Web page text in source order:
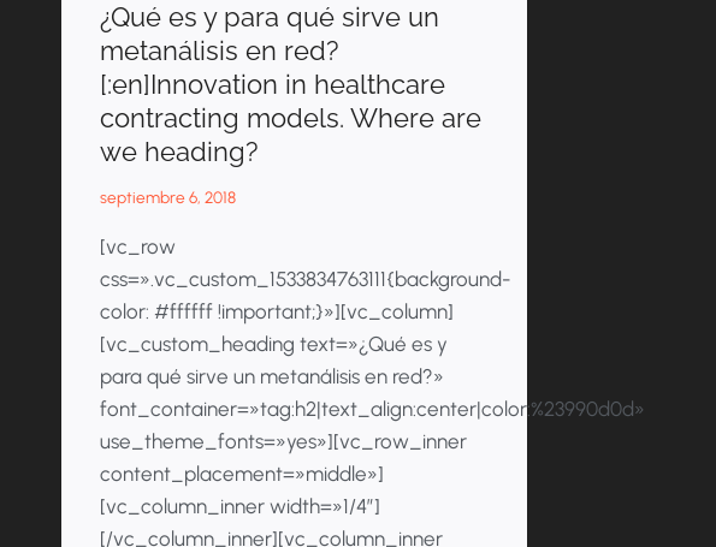
¿Qué es y para qué sirve un
metanálisis en red?
[:en]Innovation in healthcare
contracting models. Where are
we heading?
septiembre 6, 2018
[vc_row
css=».vc_custom_1533834763111{background-
color: #ffffff !important;}»][vc_column]
[vc_custom_heading text=»¿Qué es y
para qué sirve un metanálisis en red?»
font_container=»tag:h2|text_align:center|color:%23990d0d»
use_theme_fonts=»yes»][vc_row_inner
content_placement=»middle»]
[vc_column_inner width=»1/4″]
[/vc_column_inner][vc_column_inner